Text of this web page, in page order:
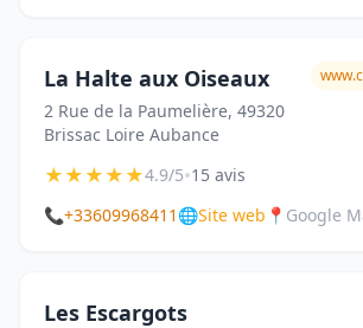
La Halte aux Oiseaux
2 Rue de la Paumelière, 49320
Brissac Loire Aubance
★★★★★4.9/5•15 avis
📞+33609968411 🌐Site web 📍 Google
Les Escargots